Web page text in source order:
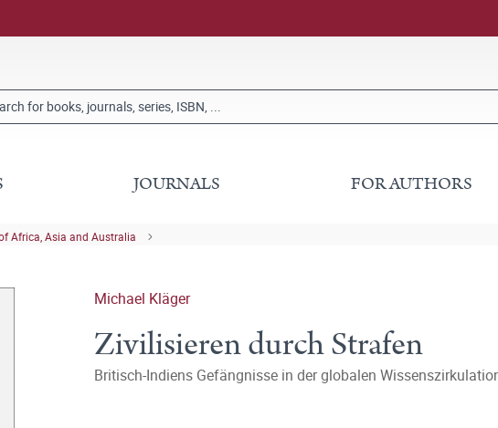
JOURNALS FOR AUTHORS
Africa, Asia and Australia
Michael Kläger
Zivilisieren durch Strafen
Britisch-Indiens Gefängnisse in der globalen